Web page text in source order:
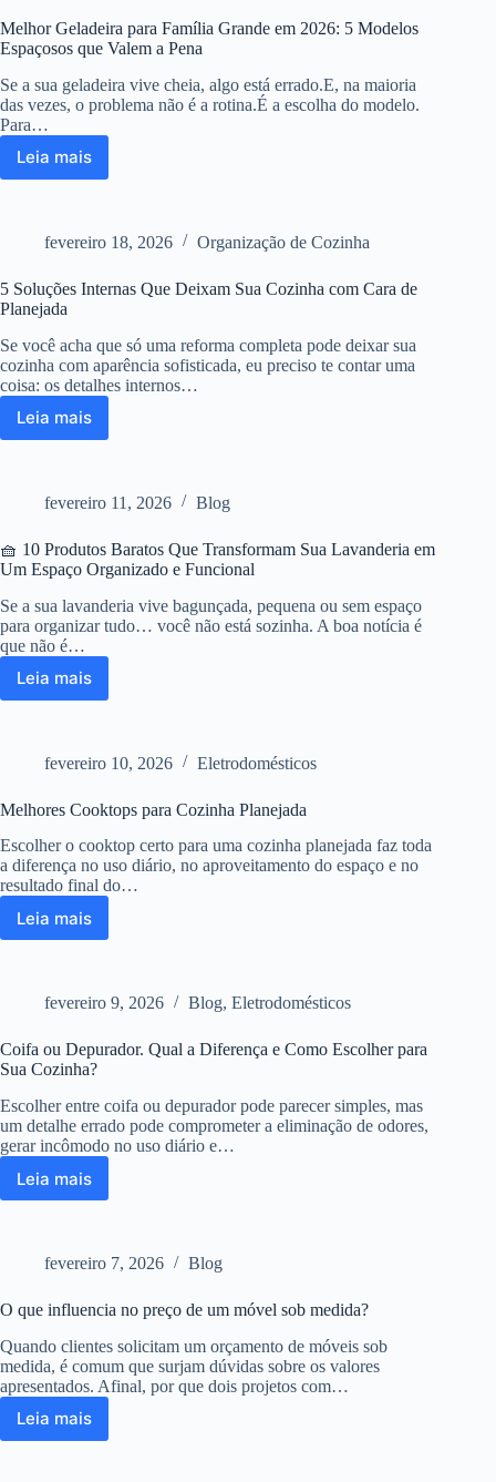
qual
escolher?
Melhor Geladeira para Família Grande em 2026: 5 Modelos
Espaçosos que Valem a Pena
Se a sua geladeira vive cheia, algo está errado.E, na maioria
das vezes, o problema não é a rotina.É a escolha do modelo.
Para…
Leia mais
Melhor
Grande
2026:
5
Modelos
Espaçosos
que
Valem
a
Pena
fevereiro 18, 2026 Organização de Cozinha
5 Soluções Internas Que Deixam Sua Cozinha com Cara de
Planejada
Se você acha que só uma reforma completa pode deixar sua
cozinha com aparência sofisticada, eu preciso te contar uma
coisa: os detalhes internos…
Leia mais
5
Deixam
Cozinha
com
Cara
de
Planejada
fevereiro 11, 2026 Blog
🧺 10 Produtos Baratos Que Transformam Sua Lavanderia em
Um Espaço Organizado e Funcional
Se a sua lavanderia vive bagunçada, pequena ou sem espaço
para organizar tudo… você não está sozinha. A boa notícia é
que não é…
Leia mais
🧺
10
Que
Sua
Lavanderia
em
Um
Espaço
Organizado
e
fevereiro 10, 2026 Eletrodomésticos
Melhores Cooktops para Cozinha Planejada
Escolher o cooktop certo para uma cozinha planejada faz toda
a diferença no uso diário, no aproveitamento do espaço e no
resultado final do…
Leia mais
Melhores
Planejada
fevereiro 9, 2026 Blog, Eletrodomésticos
Coifa ou Depurador. Qual a Diferença e Como Escolher para
Sua Cozinha?
Escolher entre coifa ou depurador pode parecer simples, mas
um detalhe errado pode comprometer a eliminação de odores,
gerar incômodo no uso diário e…
Leia mais
Coifa
a
e
Escolher
para
Sua
Cozinha?
fevereiro 7, 2026 Blog
O que influencia no preço de um móvel sob medida?
Quando clientes solicitam um orçamento de móveis sob
medida, é comum que surjam dúvidas sobre os valores
apresentados. Afinal, por que dois projetos com…
Leia mais
O